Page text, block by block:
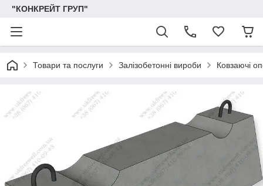
"КОНКРЕЙТ ГРУП"
Товари та послуги Залізобетонні вироби Ковзаючі